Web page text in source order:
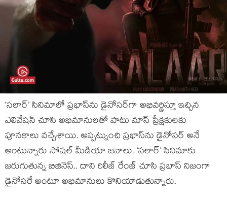
‘సలార్’ సినిమాలో ప్రభాస్‌ను డైనోసర్‌గా అభివర్ణిస్తూ ఇచ్చిన
ఎలివేషన్‌ చూసి అభిమానులతో పాటు మాస్ ప్రేక్షకులకు
పూనకాలు వచ్చేశాయి. అప్పట్నుంచి ప్రభాస్‌ను డైనోసర్‌ అనే
అంటున్నారు సోషల్ మీడియా జనాలు. ‘సలార్’ సినిమాకు
జరుగుతున్న బిజినెస్.. దాని రిలీజ్ రేంజ్ చూసి ప్రభాస్ నిజంగా
డైనోసరే అంటూ అభిమానులు కొనియాడుతున్నారు.